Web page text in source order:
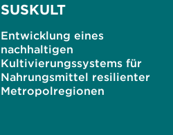
SUSKULT
Entwicklung eines
nachhaltigen
Kultivierungssystems für
Nahrungsmittel resilienter
Metropolregionen